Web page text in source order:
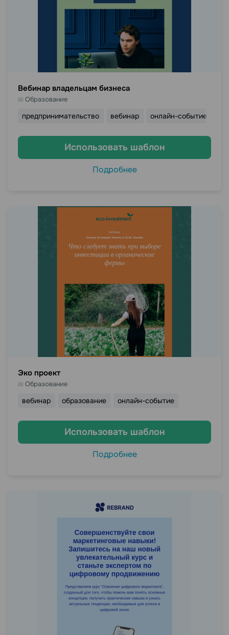
Вебинар владельцам бизнеса
Образование
предпринимательство вебинар онлайн-событие
Использовать шаблон
Подробнее
Эко проект
Образование
вебинар образование онлайн-событие
Использовать шаблон
Подробнее